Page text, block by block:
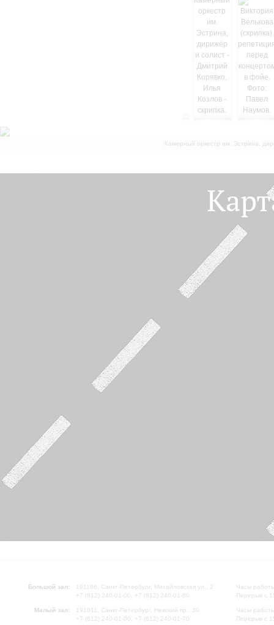
Камерный оркестр им. Эстрина,
Большой зал:
191186, Санкт-Петербург, Михайловская ул., 2
+7 (812) 240-01-00, +7 (812) 240-01-80
Малый зал:
191011, Санкт-Петербург, Невский пр., 30
+7 (812) 240-01-00, +7 (812) 240-01-70
Часы
Перерыв с
Часы
Перерыв с